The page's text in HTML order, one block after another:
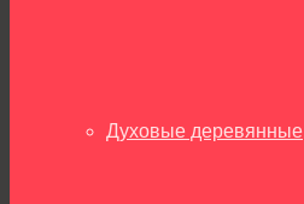
Духовые деревянные